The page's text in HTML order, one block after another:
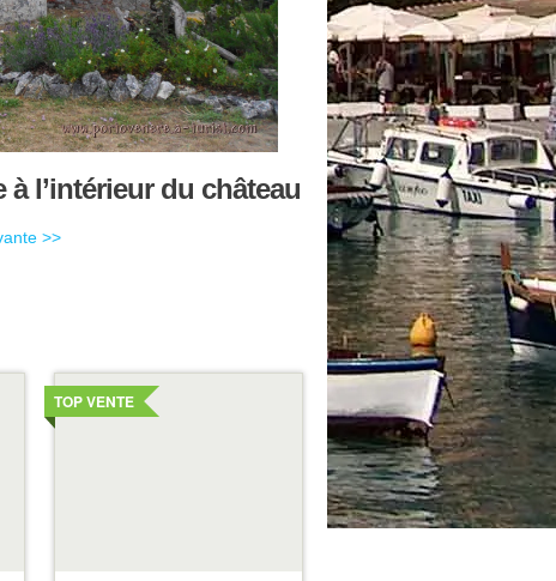
l’intérieur du château
>>
TOP VENTE
Voir
les
details